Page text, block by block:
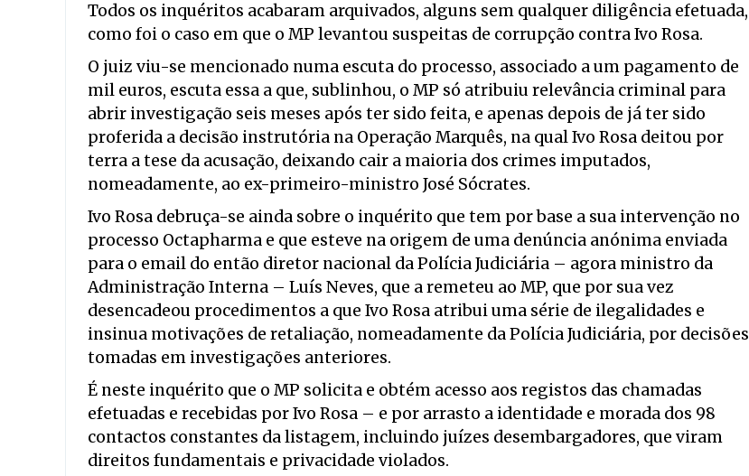
Todos os inquéritos acabaram arquivados, alguns sem qualquer diligência efetuada,
como foi o caso em que o MP levantou suspeitas de corrupção contra Ivo Rosa.
O juiz viu-se mencionado numa escuta do processo, associado a um pagamento de
mil euros, escuta essa a que, sublinhou, o MP só atribuiu relevância criminal para
abrir investigação seis meses após ter sido feita, e apenas depois de já ter sido
proferida a decisão instrutória na Operação Marquês, na qual Ivo Rosa deitou por
terra a tese da acusação, deixando cair a maioria dos crimes imputados,
nomeadamente, ao ex-primeiro-ministro José Sócrates.
Ivo Rosa debruça-se ainda sobre o inquérito que tem por base a sua intervenção no
processo Octapharma e que esteve na origem de uma denúncia anónima enviada
para o email do então diretor nacional da Polícia Judiciária – agora ministro da
Administração Interna – Luís Neves, que a remeteu ao MP, que por sua vez
desencadeou procedimentos a que Ivo Rosa atribui uma série de ilegalidades e
insinua motivações de retaliação, nomeadamente da Polícia Judiciária, por decisões
tomadas em investigações anteriores.
É neste inquérito que o MP solicita e obtém acesso aos registos das chamadas
efetuadas e recebidas por Ivo Rosa – e por arrasto a identidade e morada dos 98
contactos constantes da listagem, incluindo juízes desembargadores, que viram
direitos fundamentais e privacidade violados.